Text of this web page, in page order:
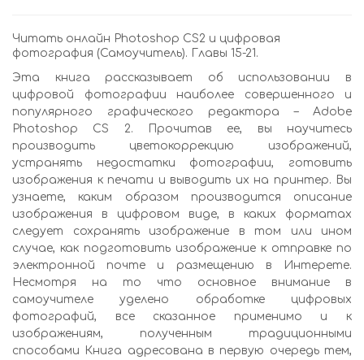
Читать онлайн Photoshop CS2 и цифровая
фотография (Самоучитель). Главы 15-21.
Эта книга рассказывает об использовании в
цифровой фотографии наиболее совершенного и
популярного графического редактора – Adobe
Photoshop CS 2. Прочитав ее, вы научитесь
производить цветокоррекцию изображений,
устранять недостатки фотографии, готовить
изображения к печати и выводить их на принтер. Вы
узнаете, каким образом производится описание
изображения в цифровом виде, в каких форматах
следует сохранять изображение в том или ином
случае, как подготовить изображение к отправке по
электронной почте и размещению в Интерете.
Несмотря на то что основное внимание в
самоучителе уделено обработке цифровых
фотографий, все сказанное применимо и к
изображениям, полученным традиционными
способами Книга адресована в первую очередь тем,